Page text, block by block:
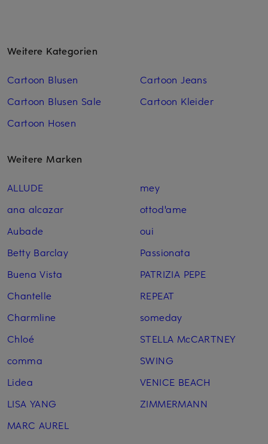
Weitere Kategorien
Cartoon Blusen
Cartoon Blusen Sale
Cartoon Hosen
Cartoon Jeans
Cartoon Kleider
Weitere Marken
ALLUDE
ana alcazar
Aubade
Betty Barclay
Buena Vista
Chantelle
Charmline
Chloé
comma
Lidea
LISA YANG
MARC AUREL
mey
ottod'ame
oui
Passionata
PATRIZIA PEPE
REPEAT
someday
STELLA McCARTNEY
SWING
VENICE BEACH
ZIMMERMANN